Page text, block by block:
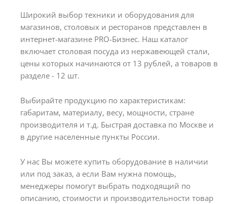
Широкий выбор техники и оборудования для
магазинов, столовых и ресторанов представлен в
интернет-магазине PRO-Бизнес. Наш каталог
включает столовая посуда из нержавеющей стали,
цены которых начинаются от 13 рублей, а товаров в
разделе - 12 шт.
Выбирайте продукцию по характеристикам:
габаритам, материалу, весу, мощности, стране
производителя и т.д. Быстрая доставка по Москве и
в другие населенные пункты России.
У нас Вы можете купить оборудование в наличии
или под заказ, а если Вам нужна помощь,
менеджеры помогут выбрать подходящий по
описанию, стоимости и производительности товар